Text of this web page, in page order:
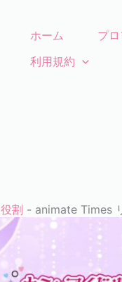
ホーム プ
利用規約
役割 - animate Times